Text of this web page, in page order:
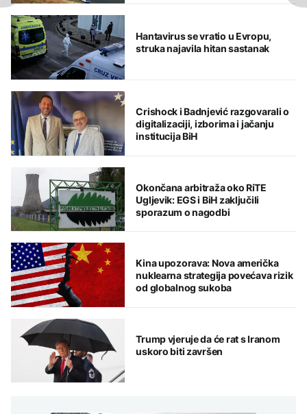
Hantavirus se vratio u Evropu,
struka najavila hitan sastanak
Crishock i Badnjević razgovarali o
digitalizaciji, izborima i jačanju
institucija BiH
Okončana arbitraža oko RiTE
Ugljevik: EGS i BiH zaključili
sporazum o nagodbi
Kina upozorava: Nova američka
nuklearna strategija povećava rizik
od globalnog sukoba
Trump vjeruje da će rat s Iranom
uskoro biti završen